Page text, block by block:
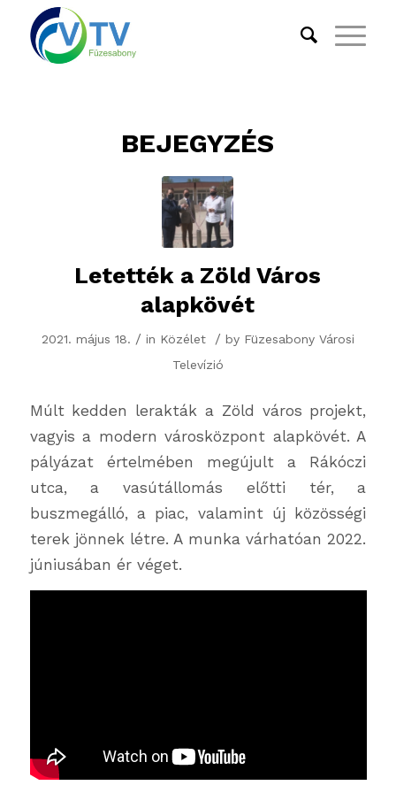
BEJEGYZÉS
Letették a Zöld Város
alapkövét
2021. május 18. / in Közélet / by Füzesabony Városi
Televízió
Múlt kedden lerakták a Zöld város projekt,
vagyis a modern városközpont alapkövét. A
pályázat értelmében megújult a Rákóczi
utca, a vasútállomás előtti tér, a
buszmegálló, a piac, valamint új közösségi
terek jönnek létre. A munka várhatóan 2022.
júniusában ér véget.